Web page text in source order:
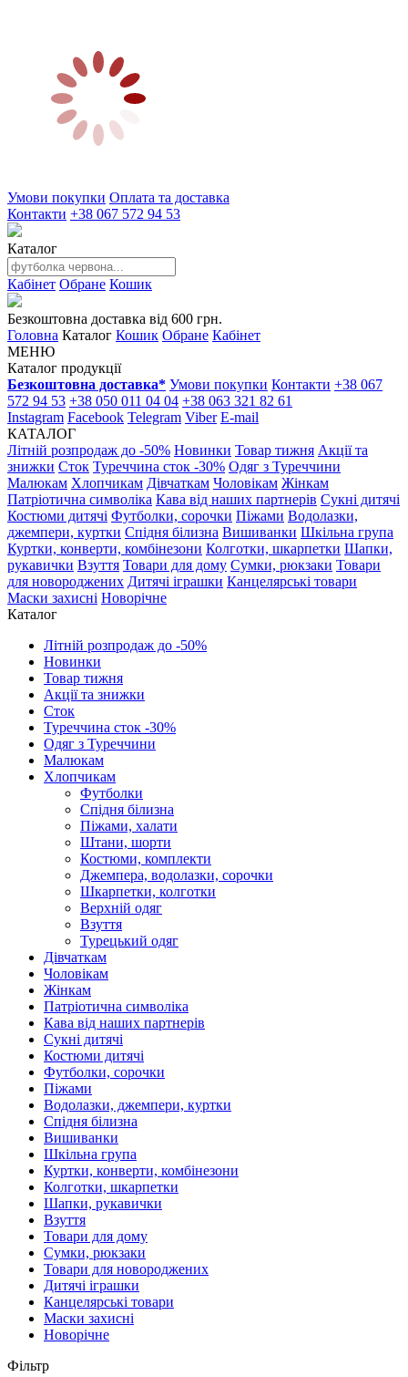
Умови покупки Оплата та доставка
Контакти +38 067 572 94 53
Каталог
Кабінет Обране Кошик
Безкоштовна доставка від 600 грн.
Головна Каталог Кошик Обране Кабінет
МЕНЮ
Каталог продукції
Безкоштовна доставка* Умови покупки Контакти +38 067
572 94 53 +38 050 011 04 04 +38 063 321 82 61
Instagram Facebook Telegram Viber E-mail
КАТАЛОГ
Літній розпродаж до -50% Новинки Товар тижня Акції та
знижки Сток Туреччина сток -30% Одяг з Туреччини
Малюкам Хлопчикам Дівчаткам Чоловікам Жінкам
Патріотична символіка Кава від наших партнерів Сукні дитячі
Костюми дитячі Футболки, сорочки Піжами Водолазки,
джемпери, куртки Спідня білизна Вишиванки Шкільна група
Куртки, конверти, комбінезони Колготки, шкарпетки Шапки,
рукавички Взуття Товари для дому Сумки, рюкзаки Товари
для новороджених Дитячі іграшки Канцелярські товари
Маски захисні Новорічне
Каталог
Літній розпродаж до -50%
Новинки
Товар тижня
Акції та знижки
Сток
Туреччина сток -30%
Одяг з Туреччини
Малюкам
Хлопчикам
Футболки
Спідня білизна
Піжами, халати
Штани, шорти
Костюми, комплекти
Джемпера, водолазки, сорочки
Шкарпетки, колготки
Верхній одяг
Взуття
Турецький одяг
Дівчаткам
Чоловікам
Жінкам
Патріотична символіка
Кава від наших партнерів
Сукні дитячі
Костюми дитячі
Футболки, сорочки
Піжами
Водолазки, джемпери, куртки
Спідня білизна
Вишиванки
Шкільна група
Куртки, конверти, комбінезони
Колготки, шкарпетки
Шапки, рукавички
Взуття
Товари для дому
Сумки, рюкзаки
Товари для новороджених
Дитячі іграшки
Канцелярські товари
Маски захисні
Новорічне
Фільтр